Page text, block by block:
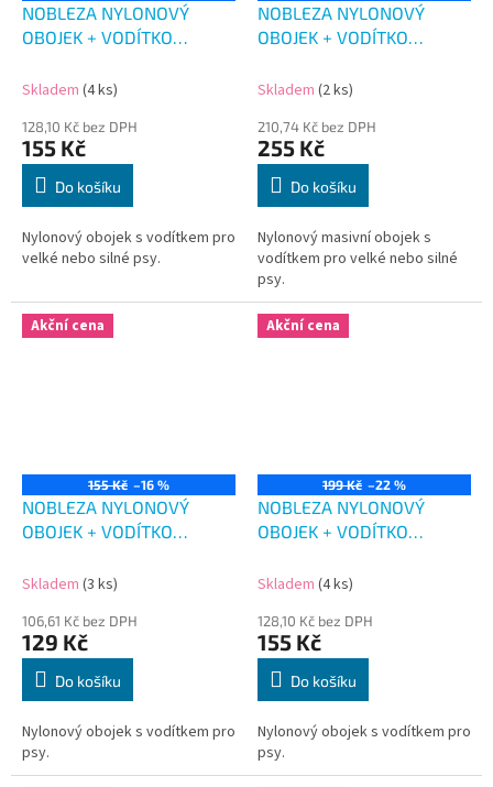
NOBLEZA NYLONOVÝ
OBOJEK + VODÍTKO
CM
Skladem (4 ks)
128,10 Kč bez DPH
155 Kč
Do košíku
Nylonový obojek s vodítkem pro
velké nebo silné psy.
NOBLEZA NYLONOVÝ
OBOJEK + VODÍTKO
CM
Skladem (2 ks)
210,74 Kč bez DPH
255 Kč
Do košíku
Nylonový masivní obojek s
vodítkem pro velké nebo silné
psy.
Akční cena
155 Kč –16 %
NOBLEZA NYLONOVÝ
OBOJEK + VODÍTKO
Skladem (3 ks)
106,61 Kč bez DPH
129 Kč
Do košíku
Nylonový obojek s vodítkem pro
psy.
Akční cena
199 Kč –22 %
NOBLEZA NYLONOVÝ
OBOJEK + VODÍTKO
CM
Skladem (4 ks)
128,10 Kč bez DPH
155 Kč
Do košíku
Nylonový obojek s vodítkem pro
psy.